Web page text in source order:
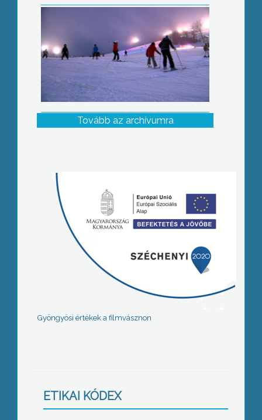
Tovább az archívumra
Gyöngyösi értékek a filmvásznon
ETIKAI KÓDEX